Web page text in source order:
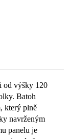
od výšky 120
Batoh
který plně
navrženým
panelu je